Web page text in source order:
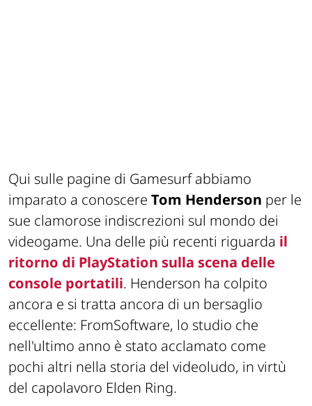
Qui sulle pagine di Gamesurf abbiamo
imparato a conoscere Tom Henderson per le
sue clamorose indiscrezioni sul mondo dei
videogame. Una delle più recenti riguarda il
ritorno di PlayStation sulla scena delle
console portatili. Henderson ha colpito
ancora e si tratta ancora di un bersaglio
eccellente: FromSoftware, lo studio che
nell'ultimo anno è stato acclamato come
pochi altri nella storia del videoludo, in virtù
del capolavoro Elden Ring.